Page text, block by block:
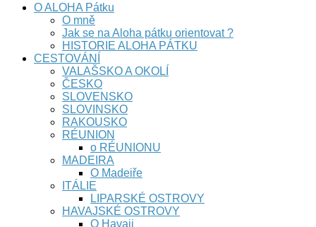
O ALOHA Pátku
O mně
Jak se na Aloha pátku orientovat ?
HISTORIE ALOHA PÁTKU
CESTOVÁNÍ
VALAŠSKO A OKOLÍ
ČESKO
SLOVENSKO
SLOVINSKO
RAKOUSKO
RÉUNION
o RÉUNIONU
MADEIRA
O Madeiře
ITÁLIE
LIPARSKÉ OSTROVY
HAVAJSKÉ OSTROVY
O Havaji